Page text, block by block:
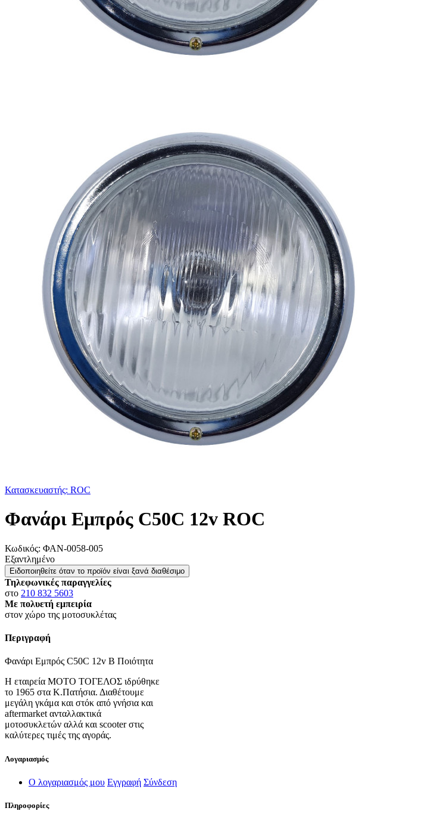
Κατασκευαστής: ROC
Φανάρι Εμπρός C50C 12v ROC
Κωδικός: ΦΑΝ-0058-005
Εξαντλημένο
Ειδοποιηθείτε όταν το προϊόν είναι ξανά διαθέσιμο
Τηλεφωνικές παραγγελίες
στο 210 832 5603
Με πολυετή εμπειρία
στον χώρο της μοτοσυκλέτας
Περιγραφή
Φανάρι Εμπρός C50C 12v Β Ποιότητα
Η εταιρεία ΜΟΤΟ ΤΟΓΕΛΟΣ ιδρύθηκε
το 1965 στα Κ.Πατήσια. Διαθέτουμε
μεγάλη γκάμα και στόκ από γνήσια και
aftermarket ανταλλακτικά
μοτοσυκλετών αλλά και scooter στις
καλύτερες τιμές της αγοράς.
Λογαριασμός
Ο λογαριασμός μου Εγγραφή Σύνδεση
Πληροφορίες